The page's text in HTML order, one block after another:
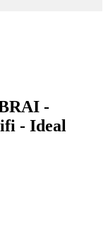
-
- Ideal